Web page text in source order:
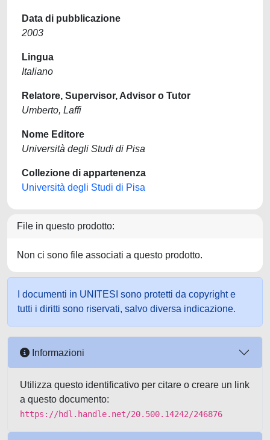
Data di pubblicazione
2003
Lingua
Italiano
Relatore, Supervisor, Advisor o Tutor
Umberto, Laffi
Nome Editore
Università degli Studi di Pisa
Collezione di appartenenza
Università degli Studi di Pisa
File in questo prodotto:
Non ci sono file associati a questo prodotto.
I documenti in UNITESI sono protetti da copyright e
tutti i diritti sono riservati, salvo diversa indicazione.
Informazioni
Utilizza questo identificativo per citare o creare un link
a questo documento:
https://hdl.handle.net/20.500.14242/246876